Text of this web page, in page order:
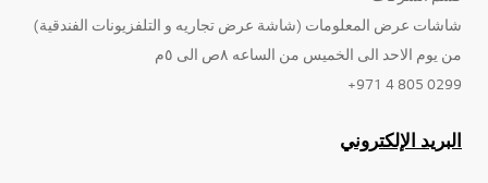
شاشات عرض المعلومات (شاشة عرض تجاريه و التلفزيونات الفندقية)
من يوم الاحد الى الخميس من الساعه ٨ص الى ٥م
0299 805 4 971+
البريد الإلكتروني